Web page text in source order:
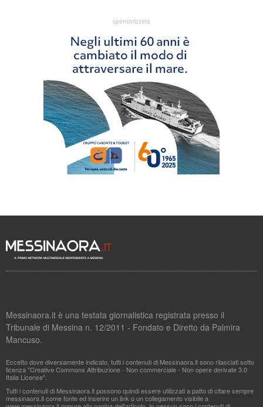
sponsorizzata
Messinaora.it è una testata giornalistica registrata presso il
Tribunale di Messina n. 12/2011 - Fondato e Diretto da Palmira
Mancuso.
Eccetto dove diversamente indicato, tutti i contenuti di Messinaora.it sono rilasciati sotto
licenza "Creative Commons Attribuzione - Non commerciale - Non opere derivate 3.0
Italia License".
Tutti i contenuti di Messinaora.it possono quindi essere utilizzati a patto di citare sempre
messinaora.it come fonte ed inserire un link o un collegamento visibile a